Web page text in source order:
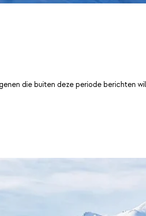
die buiten deze periode berichten